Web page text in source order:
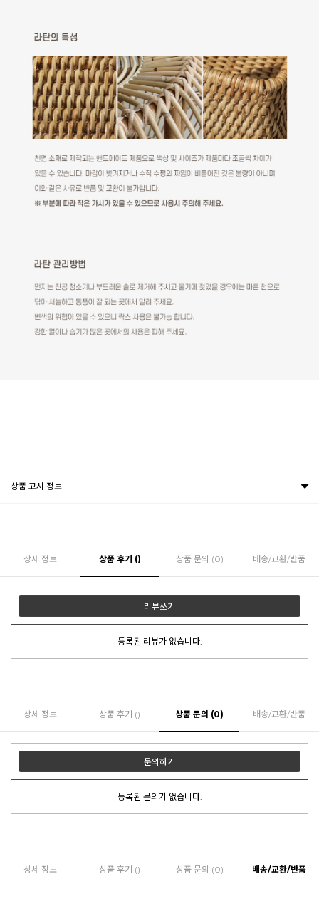
상품 고시 정보
상세 정보 상품 후기 () 상품 문의 (0) 배송/교환/반품
리뷰쓰기
등록된 리뷰가 없습니다.
상세 정보 상품 후기 () 상품 문의 (0) 배송/교환/반품
문의하기
등록된 문의가 없습니다.
상세 정보 상품 후기 () 상품 문의 (0) 배송/교환/반품